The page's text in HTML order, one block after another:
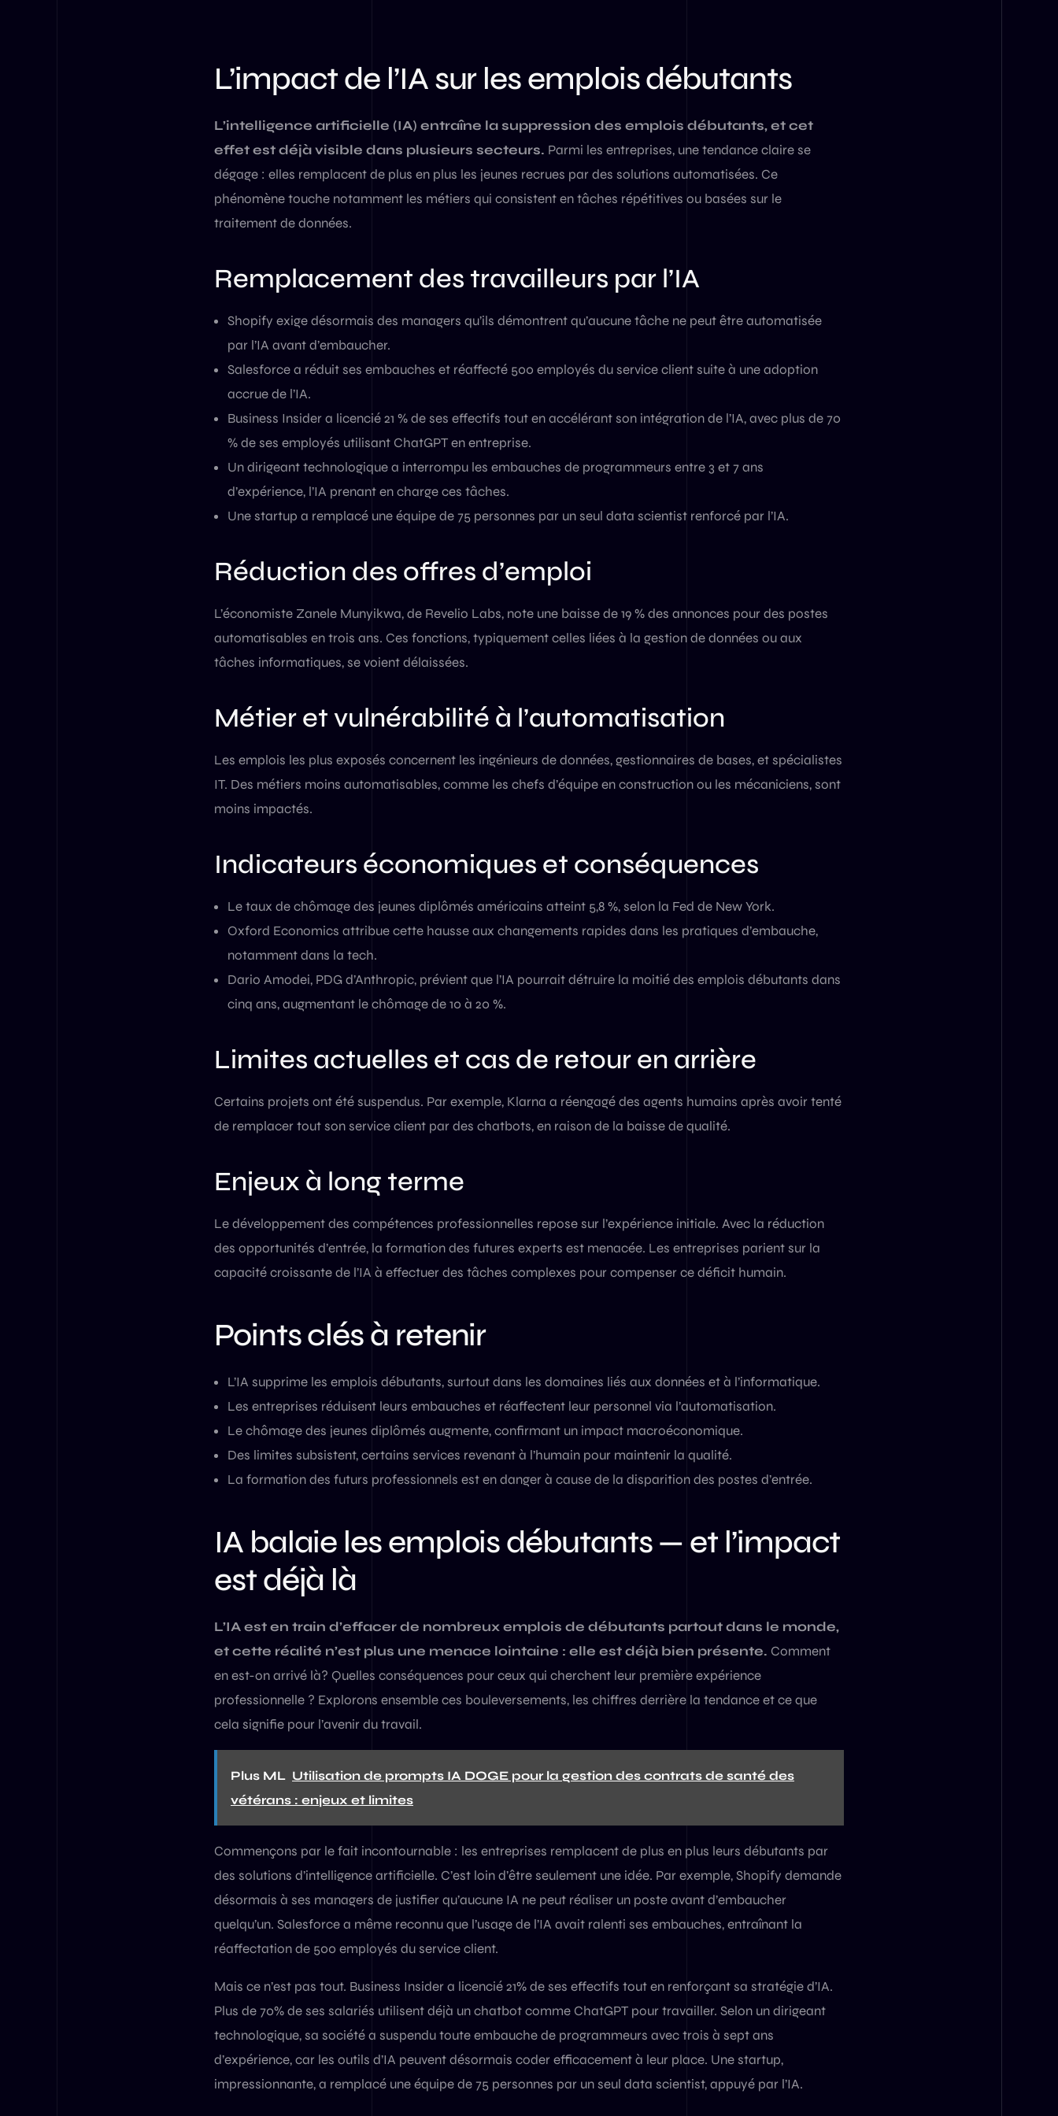
L’impact de l’IA sur les emplois débutants
L’intelligence artificielle (IA) entraîne la suppression des emplois débutants, et cet
effet est déjà visible dans plusieurs secteurs. Parmi les entreprises, une tendance claire se
dégage : elles remplacent de plus en plus les jeunes recrues par des solutions automatisées. Ce
phénomène touche notamment les métiers qui consistent en tâches répétitives ou basées sur le
traitement de données.
Remplacement des travailleurs par l’IA
Shopify exige désormais des managers qu’ils démontrent qu’aucune tâche ne peut être automatisée
par l’IA avant d’embaucher.
Salesforce a réduit ses embauches et réaffecté 500 employés du service client suite à une adoption
accrue de l’IA.
Business Insider a licencié 21 % de ses effectifs tout en accélérant son intégration de l’IA, avec plus de 70
% de ses employés utilisant ChatGPT en entreprise.
Un dirigeant technologique a interrompu les embauches de programmeurs entre 3 et 7 ans
d’expérience, l’IA prenant en charge ces tâches.
Une startup a remplacé une équipe de 75 personnes par un seul data scientist renforcé par l’IA.
Réduction des offres d’emploi
L’économiste Zanele Munyikwa, de Revelio Labs, note une baisse de 19 % des annonces pour des postes
automatisables en trois ans. Ces fonctions, typiquement celles liées à la gestion de données ou aux
tâches informatiques, se voient délaissées.
Métier et vulnérabilité à l’automatisation
Les emplois les plus exposés concernent les ingénieurs de données, gestionnaires de bases, et spécialistes
IT. Des métiers moins automatisables, comme les chefs d’équipe en construction ou les mécaniciens, sont
moins impactés.
Indicateurs économiques et conséquences
Le taux de chômage des jeunes diplômés américains atteint 5,8 %, selon la Fed de New York.
Oxford Economics attribue cette hausse aux changements rapides dans les pratiques d’embauche,
notamment dans la tech.
Dario Amodei, PDG d’Anthropic, prévient que l’IA pourrait détruire la moitié des emplois débutants dans
cinq ans, augmentant le chômage de 10 à 20 %.
Limites actuelles et cas de retour en arrière
Certains projets ont été suspendus. Par exemple, Klarna a réengagé des agents humains après avoir tenté
de remplacer tout son service client par des chatbots, en raison de la baisse de qualité.
Enjeux à long terme
Le développement des compétences professionnelles repose sur l’expérience initiale. Avec la réduction
des opportunités d’entrée, la formation des futures experts est menacée. Les entreprises parient sur la
capacité croissante de l’IA à effectuer des tâches complexes pour compenser ce déficit humain.
Points clés à retenir
L’IA supprime les emplois débutants, surtout dans les domaines liés aux données et à l’informatique.
Les entreprises réduisent leurs embauches et réaffectent leur personnel via l’automatisation.
Le chômage des jeunes diplômés augmente, confirmant un impact macroéconomique.
Des limites subsistent, certains services revenant à l’humain pour maintenir la qualité.
La formation des futurs professionnels est en danger à cause de la disparition des postes d’entrée.
IA balaie les emplois débutants — et l’impact
est déjà là
L’IA est en train d’effacer de nombreux emplois de débutants partout dans le monde,
et cette réalité n’est plus une menace lointaine : elle est déjà bien présente. Comment
en est-on arrivé là? Quelles conséquences pour ceux qui cherchent leur première expérience
professionnelle ? Explorons ensemble ces bouleversements, les chiffres derrière la tendance et ce que
cela signifie pour l’avenir du travail.
Plus ML Utilisation de prompts IA DOGE pour la gestion des contrats de santé des
vétérans : enjeux et limites
Commençons par le fait incontournable : les entreprises remplacent de plus en plus leurs débutants par
des solutions d’intelligence artificielle. C’est loin d’être seulement une idée. Par exemple, Shopify demande
désormais à ses managers de justifier qu’aucune IA ne peut réaliser un poste avant d’embaucher
quelqu’un. Salesforce a même reconnu que l’usage de l’IA avait ralenti ses embauches, entraînant la
réaffectation de 500 employés du service client.
Mais ce n’est pas tout. Business Insider a licencié 21% de ses effectifs tout en renforçant sa stratégie d’IA.
Plus de 70% de ses salariés utilisent déjà un chatbot comme ChatGPT pour travailler. Selon un dirigeant
technologique, sa société a suspendu toute embauche de programmeurs avec trois à sept ans
d’expérience, car les outils d’IA peuvent désormais coder efficacement à leur place. Une startup,
impressionnante, a remplacé une équipe de 75 personnes par un seul data scientist, appuyé par l’IA.